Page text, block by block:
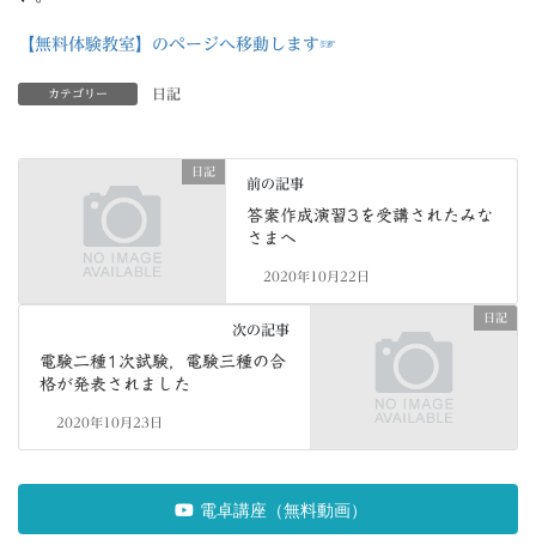
【無料体験教室】のページへ移動します☞
カテゴリー 日記
日記
前の記事
答案作成演習3を受講されたみな
さまへ
2020年10月22日
日記
次の記事
電験二種1次試験，電験三種の合
格が発表されました
2020年10月23日
電卓講座（無料動画）